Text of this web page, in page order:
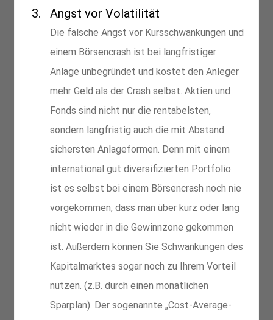
Angst vor Volatilität
Die falsche Angst vor Kursschwankungen und
einem Börsencrash ist bei langfristiger
Anlage unbegründet und kostet den Anleger
mehr Geld als der Crash selbst. Aktien und
Fonds sind nicht nur die rentabelsten,
sondern langfristig auch die mit Abstand
sichersten Anlageformen. Denn mit einem
international gut diversifizierten Portfolio
ist es selbst bei einem Börsencrash noch nie
vorgekommen, dass man über kurz oder lang
nicht wieder in die Gewinnzone gekommen
ist. Außerdem können Sie Schwankungen des
Kapitalmarktes sogar noch zu Ihrem Vorteil
nutzen. (z.B. durch einen monatlichen
Sparplan). Der sogenannte „Cost-Average-